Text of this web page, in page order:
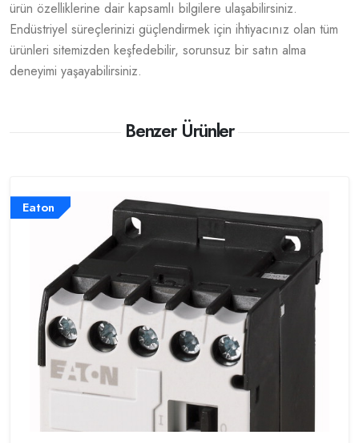
ürün özelliklerine dair kapsamlı bilgilere ulaşabilirsiniz.
Endüstriyel süreçlerinizi güçlendirmek için ihtiyacınız olan tüm
ürünleri sitemizden keşfedebilir, sorunsuz bir satın alma
deneyimi yaşayabilirsiniz.
Benzer Ürünler
Eaton